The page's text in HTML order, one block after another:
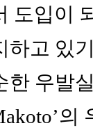
도입이
고 있
우발